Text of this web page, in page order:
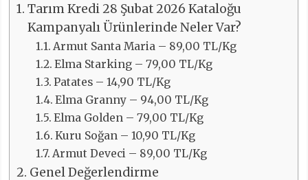
Tarım Kredi 28 Şubat 2026 Kataloğu
Kampanyalı Ürünlerinde Neler Var?
Armut Santa Maria – 89,00 TL/Kg
Elma Starking – 79,00 TL/Kg
Patates – 14,90 TL/Kg
Elma Granny – 94,00 TL/Kg
Elma Golden – 79,00 TL/Kg
Kuru Soğan – 10,90 TL/Kg
Armut Deveci – 89,00 TL/Kg
Genel Değerlendirme